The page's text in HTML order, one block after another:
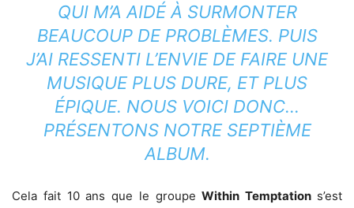
QUI M’A AIDÉ À SURMONTER
BEAUCOUP DE PROBLÈMES. PUIS
J’AI RESSENTI L’ENVIE DE FAIRE UNE
MUSIQUE PLUS DURE, ET PLUS
ÉPIQUE. NOUS VOICI DONC…
PRÉSENTONS NOTRE SEPTIÈME
ALBUM.
Cela fait 10 ans que le groupeWithin Temptation s’est